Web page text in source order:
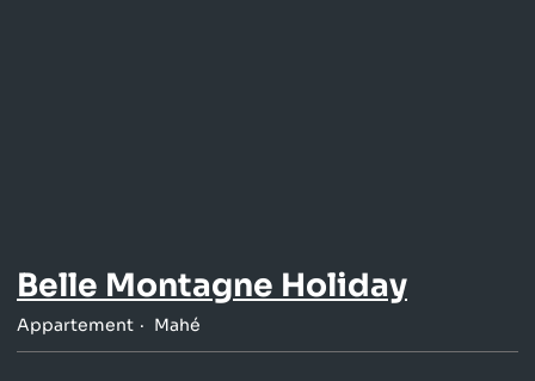
Belle Montagne Holiday
Appartement Mahé